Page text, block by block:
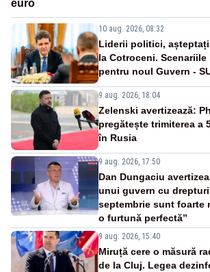
euro
10 aug. 2026, 08:32
Liderii politici,
la Cotroceni.
pentru noul Guvern -
9 aug. 2026, 18:04
Zelenski avertizează:
pregătește trimiterea a
în Rusia
9 aug. 2026, 17:50
Dan Dungaciu
unui guvern cu
septembrie sunt foarte
o furtună perfectă”
9 aug. 2026, 15:40
Miruță cere o măsură
de la Cluj. Legea